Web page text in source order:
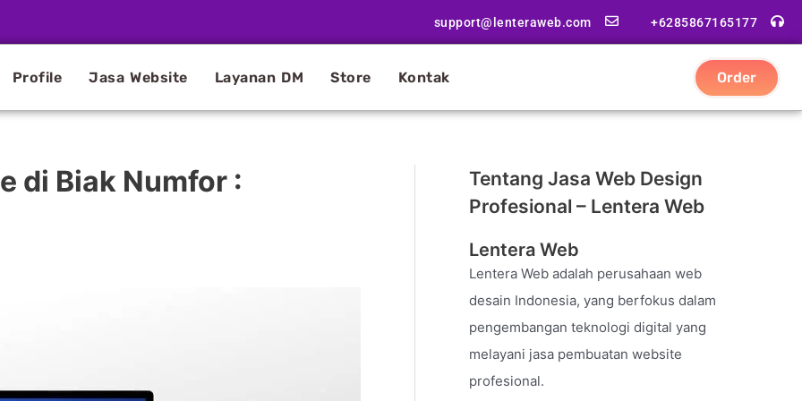
support@lenteraweb.com +6285867165177
Profile Jasa Website Layanan DM Store Kontak Order
di Biak Numfor :
Tentang Jasa Web Design
Profesional – Lentera Web
Lentera Web
Lentera Web adalah perusahaan web
desain Indonesia, yang berfokus dalam
pengembangan teknologi digital yang
melayani jasa pembuatan website
profesional.